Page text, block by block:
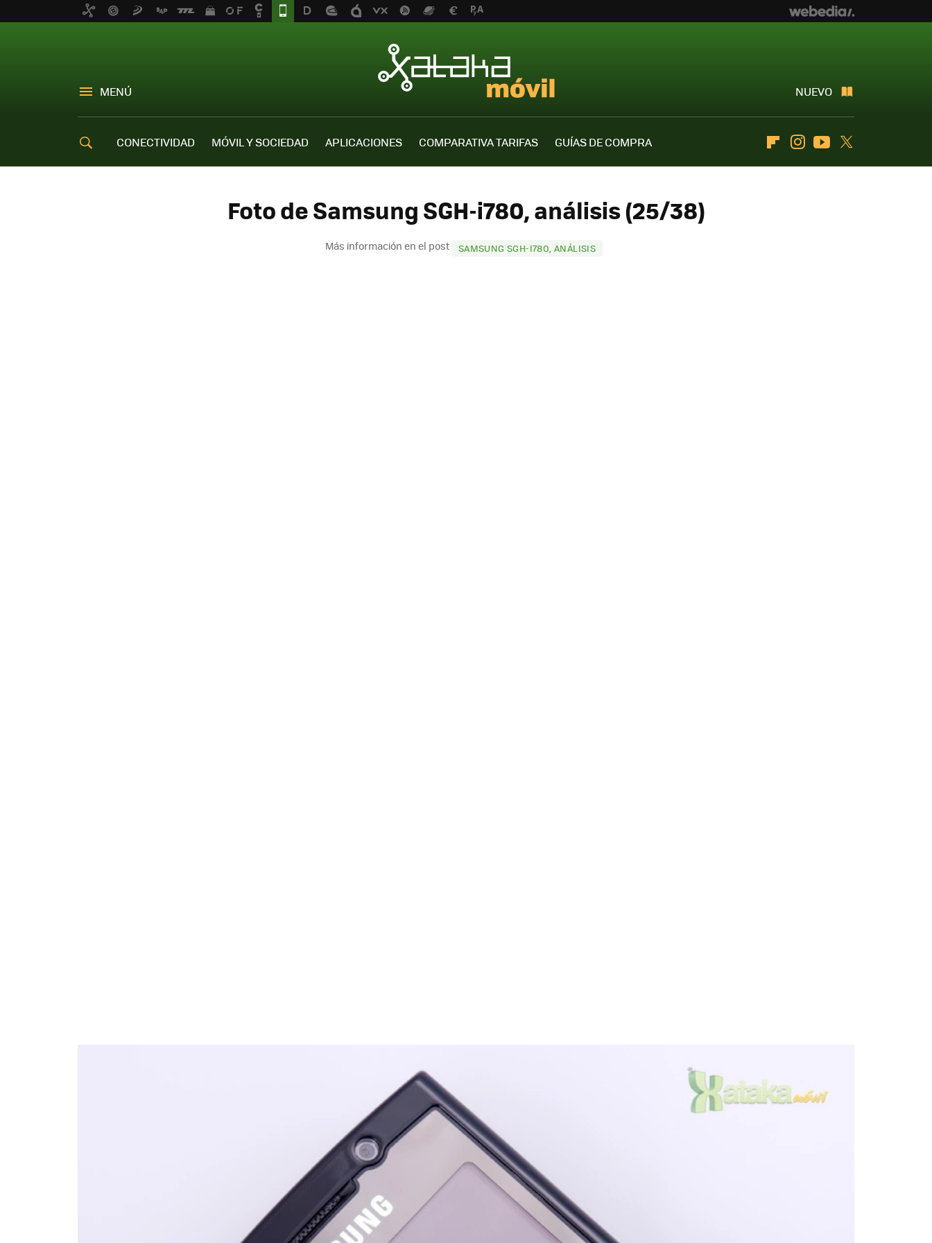
MENÚ NUEVO
CONECTIVIDAD MÓVIL Y SOCIEDAD APLICACIONES COMPARATIVA TARIFAS
GUÍAS DE COMPRA
FlipboardInstagramYoutube
Foto de Samsung SGH-i780, análisis (25/38)
Más información en el post SAMSUNG SGH-I780, ANÁLISIS